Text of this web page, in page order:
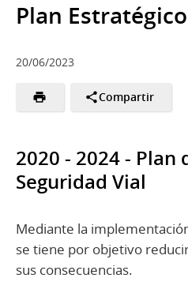
Plan Estratégico
20/06/2023
Compartir
2020 - 2024 -
Seguridad Vial
Mediante la
se tiene por objetivo
sus consecuencias.